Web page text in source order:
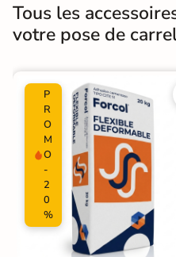
Tous les
votre pose de
P
R
O
M
O
-
2
0
%